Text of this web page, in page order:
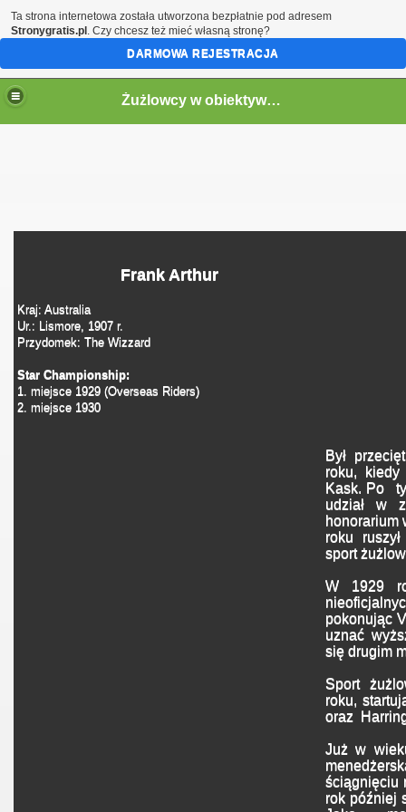
Żużlowcy w obiektywie by Speed
Frank Arthur
Kraj: Australia
Ur.: Lismore, 1907 r.
Przydomek: The Wizzard
Star Championship:
1. miejsce 1929 (Overseas Riders)
2. miejsce 1930
Był
roku, kiedy
Kask. Po
udział w
honorarium
roku
sport
W 1929
pokonując
uznać
się drugim
Sport
roku,
oraz
Już w
ściągnięciu
rok później
Ta strona internetowa została utworzona bezpłatnie pod adresem
Stronygratis.pl . Czy chcesz też mieć własną stronę?
DARMOWA REJESTRACJA